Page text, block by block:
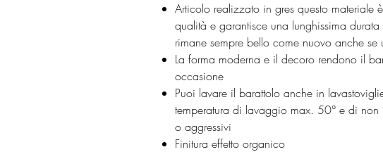
Articolo realizzato in gres questo materiale
qualità e garantisce una lunghissima
rimane sempre bello come nuovo anche se
La forma moderna e il decoro rendono il
occasione
Puoi lavare il barattolo anche in
temperatura di lavaggio max. 50° e di non
o aggressivi
Finitura effetto organico